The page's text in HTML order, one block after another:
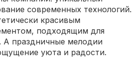
современных технологий.
красивым
подходящим для
А праздничные мелодии
уюта и радости.